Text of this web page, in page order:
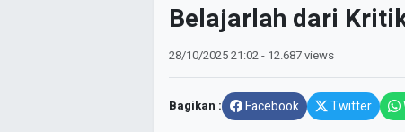
Belajarlah dari
28/10/202521:02- 12.687 views
Bagikan : Facebook Twitter